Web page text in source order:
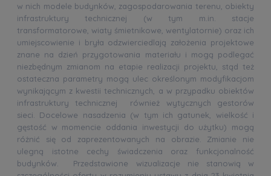
w nich modele budynków, zagospodarowania terenu, obiekty
infrastruktury technicznej (w tym m.in. stacje
transformatorowe, wiaty śmietnikowe, wentylatornie) oraz ich
umiejscowienie i bryła odzwierciedlają założenia projektowe
znane na dzień przygotowania materiału i mogą podlegać
niezbędnym zmianom na etapie realizacji projektu, stąd też
ostateczna parametry mogą ulec określonym modyfikacjom
wynikającym z kwestii technicznych, a w przypadku obiektów
infrastruktury technicznej również wytycznych gestorów
sieci. Docelowe nasadzenia (w tym ich gatunek, wielkość i
gęstość w momencie oddania inwestycji do użytku) mogą
różnić się od zaprezentowanych na obrazie. Zmianie nie
ulegną istotne cechy świadczenia oraz funkcjonalność
budynków. Przedstawione wizualizacje nie stanowią w